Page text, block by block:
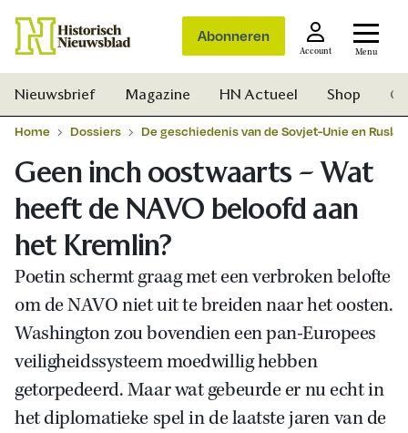
Abonneren
Account Menu
Zoek
Nieuwsbrief Magazine HN Actueel Shop
Home Dossiers De geschiedenis van de Sovjet-Unie en
Geen inch oostwaarts – Wat
heeft de NAVO beloofd aan
het Kremlin?
Poetin schermt graag met een verbroken belofte
om de NAVO niet uit te breiden naar het oosten.
Washington zou bovendien een pan-Europees
veiligheidssysteem moedwillig hebben
getorpedeerd. Maar wat gebeurde er nu echt in
het diplomatieke spel in de laatste jaren van de